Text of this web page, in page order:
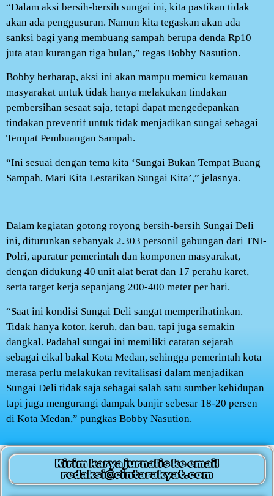
“Dalam aksi bersih-bersih sungai ini, kita pastikan tidak
akan ada penggusuran. Namun kita tegaskan akan ada
sanksi bagi yang membuang sampah berupa denda Rp10
juta atau kurangan tiga bulan,” tegas Bobby Nasution.
Bobby berharap, aksi ini akan mampu memicu kemauan
masyarakat untuk tidak hanya melakukan tindakan
pembersihan sesaat saja, tetapi dapat mengedepankan
tindakan preventif untuk tidak menjadikan sungai sebagai
Tempat Pembuangan Sampah.
“Ini sesuai dengan tema kita ‘Sungai Bukan Tempat Buang
Sampah, Mari Kita Lestarikan Sungai Kita’,” jelasnya.
Dalam kegiatan gotong royong bersih-bersih Sungai Deli
ini, diturunkan sebanyak 2.303 personil gabungan dari TNI-
Polri, aparatur pemerintah dan komponen masyarakat,
dengan didukung 40 unit alat berat dan 17 perahu karet,
serta target kerja sepanjang 200-400 meter per hari.
“Saat ini kondisi Sungai Deli sangat memperihatinkan.
Tidak hanya kotor, keruh, dan bau, tapi juga semakin
dangkal. Padahal sungai ini memiliki catatan sejarah
sebagai cikal bakal Kota Medan, sehingga pemerintah kota
merasa perlu melakukan revitalisasi dalam menjadikan
Sungai Deli tidak saja sebagai salah satu sumber kehidupan
tapi juga mengurangi dampak banjir sebesar 18-20 persen
di Kota Medan,” pungkas Bobby Nasution.
Kirim karya jurnalis ke email
redaksi@cintarakyat.com